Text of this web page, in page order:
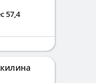
57,4